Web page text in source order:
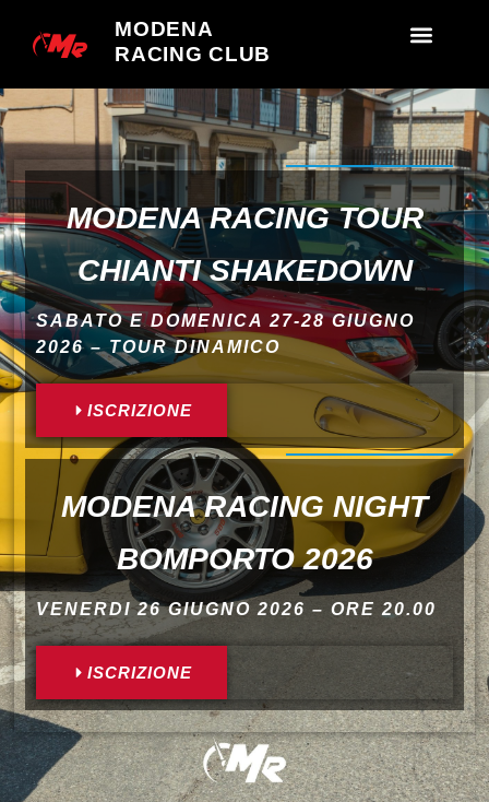
MODENA
RACING CLUB
MODENA RACING TOUR
CHIANTI SHAKEDOWN
SABATO E DOMENICA 27-28 GIUGNO
2026 – TOUR DINAMICO
ISCRIZIONE
MODENA RACING NIGHT
BOMPORTO 2026
VENERDI 26 GIUGNO 2026 – ORE 20.00
ISCRIZIONE